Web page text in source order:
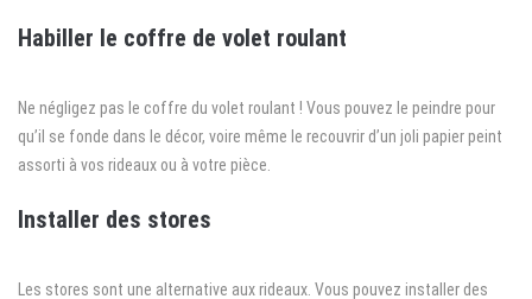
Habiller le coffre de volet roulant
Ne négligez pas le coffre du volet roulant ! Vous pouvez le peindre pour
qu’il se fonde dans le décor, voire même le recouvrir d’un joli papier peint
assorti à vos rideaux ou à votre pièce.
Installer des stores
Les stores sont une alternative aux rideaux. Vous pouvez installer des